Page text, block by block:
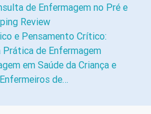
de Enfermagem no Pré e
Review
e Pensamento Crítico:
Prática de Enfermagem
em Saúde da Criança e
de…